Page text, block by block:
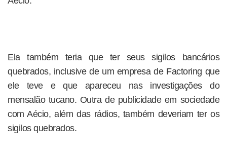
Ela também teria que ter seus sigilos bancários
quebrados, inclusive de um empresa de Factoring que
ele teve e que apareceu nas investigações do
mensalão tucano. Outra de publicidade em sociedade
com Aécio, além das rádios, também deveriam ter os
sigilos quebrados.